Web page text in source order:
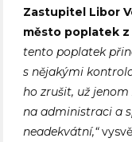
Zastupitel Libor
město poplatek
tento poplatek
s nějakými
ho zrušit, už
na administraci a
neadekvátní,“